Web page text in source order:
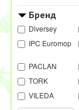
Бренд
Diversey
IPC Euromop
PACLAN
TORK
VILEDA